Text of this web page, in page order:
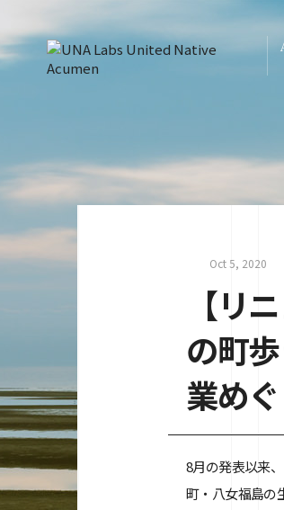
Oct 5, 2020
【リ
の町
業めぐ
8月の発表以来
町・八女福島の